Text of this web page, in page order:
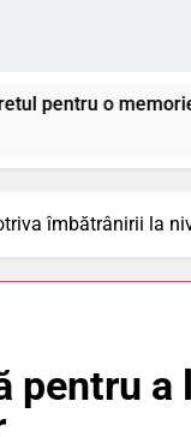
mai bună și
îmbătrânirii la
pentru a